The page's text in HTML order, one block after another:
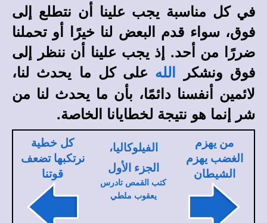
في كل مناسبة يجب علينا أن نتطلع إلى
فوق، سواء قدم البعض لنا خيرًا أو تحملنا
ضررًا من أحد. إذ يجب علينا أن ننظر إلى
فوق ونشكر
الله على كل ما يحدث لنا،
لائمين أنفسنا دائمًا، بأن ما يحدث لنا من
شر إنما هو نتيجة لخطايانا الخاصة.
من يهزم
الغضب يهزم
الشيطان
الفيلوكاليا،
الجزء الأول
كتب القمص تادرس
يعقوب ملطي
كل خطية
نرتكبها تضعف
قوتنا